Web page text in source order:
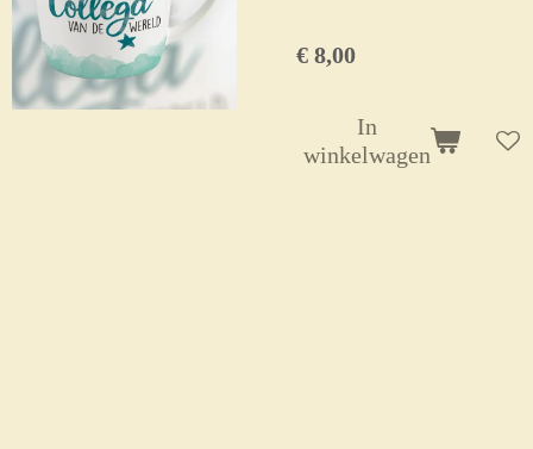
€ 8,00
In
winkelwagen